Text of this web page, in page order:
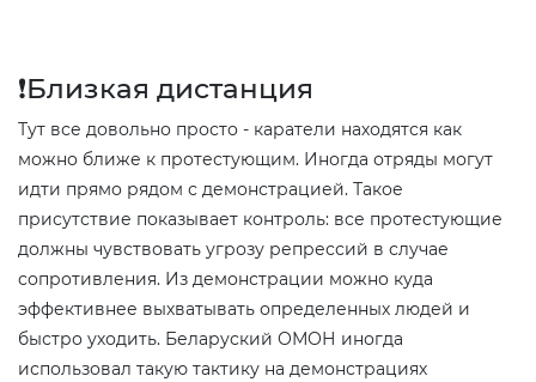
❗️Близкая дистанция
Тут все довольно просто - каратели находятся как
можно ближе к протестующим. Иногда отряды могут
идти прямо рядом с демонстрацией. Такое
присутствие показывает контроль: все протестующие
должны чувствовать угрозу репрессий в случае
сопротивления. Из демонстрации можно куда
эффективнее выхватывать определенных людей и
быстро уходить. Беларуский ОМОН иногда
использовал такую тактику на демонстрациях